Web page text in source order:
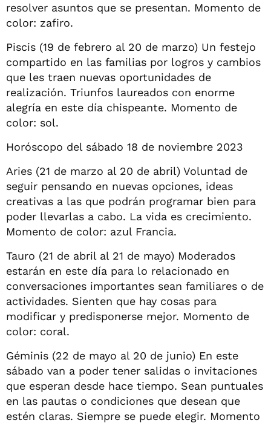
resolver asuntos que se presentan. Momento de
color: zafiro.
Piscis (19 de febrero al 20 de marzo) Un festejo
compartido en las familias por logros y cambios
que les traen nuevas oportunidades de
realización. Triunfos laureados con enorme
alegría en este día chispeante. Momento de
color: sol.
Horóscopo del sábado 18 de noviembre 2023
Aries (21 de marzo al 20 de abril) Voluntad de
seguir pensando en nuevas opciones, ideas
creativas a las que podrán programar bien para
poder llevarlas a cabo. La vida es crecimiento.
Momento de color: azul Francia.
Tauro (21 de abril al 21 de mayo) Moderados
estarán en este día para lo relacionado en
conversaciones importantes sean familiares o de
actividades. Sienten que hay cosas para
modificar y predisponerse mejor. Momento de
color: coral.
Géminis (22 de mayo al 20 de junio) En este
sábado van a poder tener salidas o invitaciones
que esperan desde hace tiempo. Sean puntuales
en las pautas o condiciones que desean que
estén claras. Siempre se puede elegir. Momento